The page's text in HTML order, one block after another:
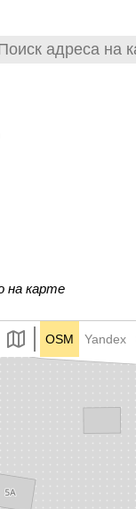
на карте
OSM Yandex